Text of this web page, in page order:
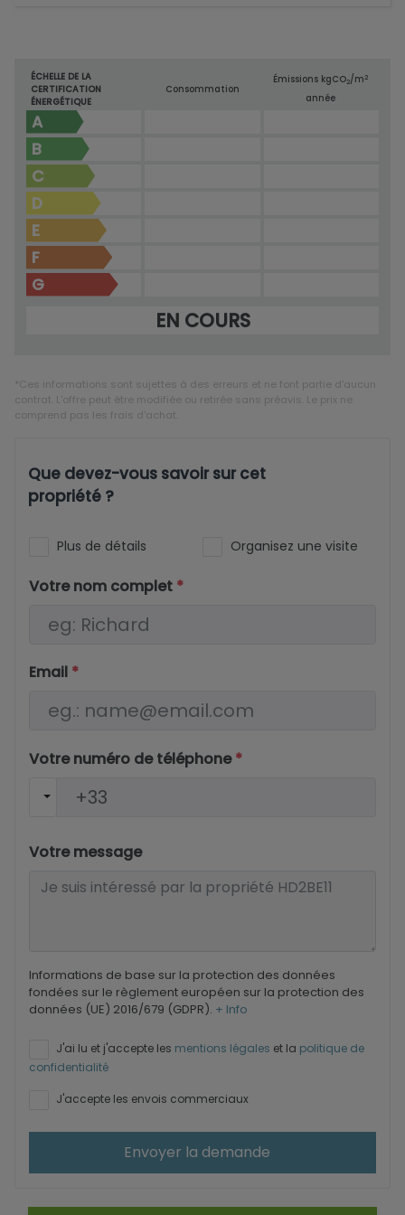
ÉCHELLE DE LA
CERTIFICATION
ÉNERGÉTIQUE
Consommation
Émissions kgCO2/m2
année
A
B
C
D
E
F
G
EN COURS
*Ces informations sont sujettes à des erreurs et ne font partie d'aucun
contrat. L'offre peut être modifiée ou retirée sans préavis. Le prix ne
comprend pas les frais d'achat.
Que devez-vous savoir sur cet
propriété ?
Plus de détails Organisez une visite
Votre nom complet *
Email *
Votre numéro de téléphone*
Votre message
Informations de base sur la protection des données
fondées sur le règlement européen sur la protection des
données (UE) 2016/679 (GDPR). + Info
J'ai lu et j'accepte les mentions légales et la politique de
confidentialité
J'accepte les envois commerciaux
Envoyer la demande